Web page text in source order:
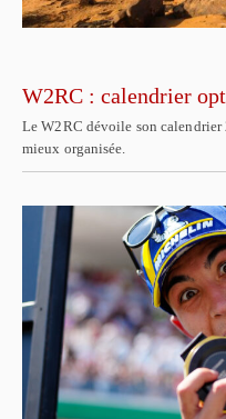
W2RC : calendrier
Le W2RC dévoile son calendrier
mieux organisée.